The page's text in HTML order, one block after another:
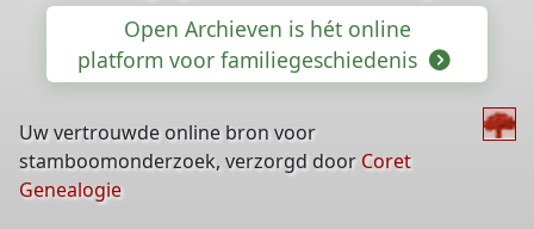
Open Archieven is hét online
platform voor familiegeschiedenis
Uw vertrouwde online bron voor
stamboomonderzoek, verzorgd door Coret
Genealogie